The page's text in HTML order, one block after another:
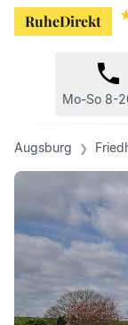
RuheDirekt
Mo-So 8-
RuheDirekt
Augsburg